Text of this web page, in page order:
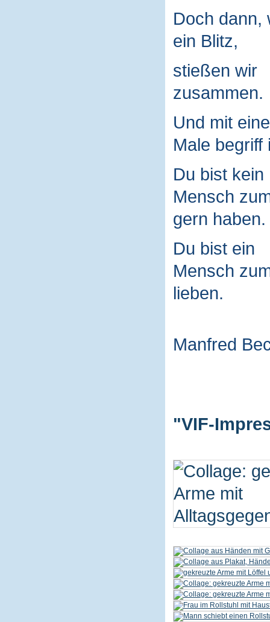
Doch dann,
ein Blitz,
stießen wir
zusammen.
Und mit
Male begriff
Du bist kein
Mensch
gern haben.
Du bist ein
Mensch
lieben.
Manfred
"VIF-